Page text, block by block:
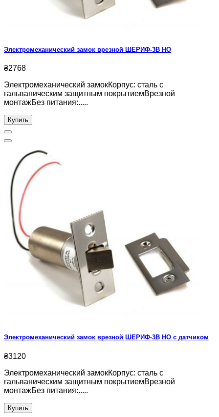
Электромеханический замок врезной ШЕРИФ-3В НО
₴2768
Электромеханический замокКорпус: сталь с
гальваническим защитным покрытиемВрезной
монтажБез питания:.....
Купить
Электромеханический замок врезной ШЕРИФ-3В НО с датчиком
₴3120
Электромеханический замокКорпус: сталь с
гальваническим защитным покрытиемВрезной
монтажБез питания:.....
Купить